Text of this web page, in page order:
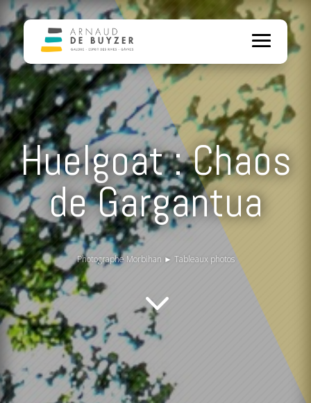
Huelgoat : Chaos
de Gargantua
Photographe Morbihan ► Tableaux photos
3